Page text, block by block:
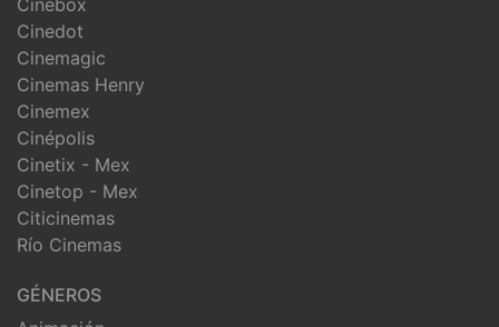
Cinedot
Cinemagic
Cinemas Henry
Cinemex
Cinépolis
Cinetix - Mex
Cinetop - Mex
Citicinemas
Río Cinemas
GÉNEROS